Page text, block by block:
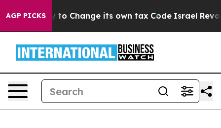
AGP PICKS
to Change its own tax Code Israel Revokes